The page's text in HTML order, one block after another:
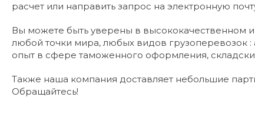
расчет или направить запрос на электронную
Вы можете быть уверены в высококачественном
любой точки мира, любых видов грузоперевозок :
опыт в сфере таможенного оформления,
Также наша компания доставляет небольшие
Обращайтесь!